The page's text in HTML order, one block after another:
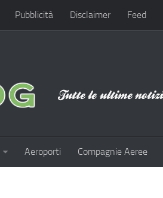
Pubblicità Disclaimer Feed
Aeroporti Compagnie Aeree